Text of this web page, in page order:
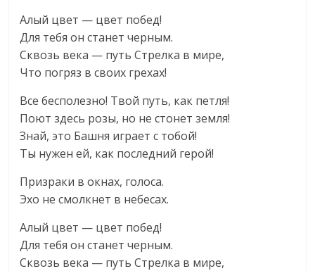
Алый цвет — цвет побед!
Для тебя он станет черным.
Сквозь века — путь Стрелка в мире,
Что погряз в своих грехах!
Все бесполезно! Твой путь, как петля!
Поют здесь розы, но не стонет земля!
Знай, это Башня играет с тобой!
Ты нужен ей, как последний герой!
Призраки в окнах, голоса.
Эхо не смолкнет в небесах.
Алый цвет — цвет побед!
Для тебя он станет черным.
Сквозь века — путь Стрелка в мире,